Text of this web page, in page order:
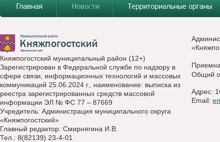
Главная
Новости Территориальные органы
Княжпогостский муниципальный район (12+)
Зарегистрирован в Федеральной службе по надзору в
сфере связи, информационных технологий и массовых
коммуникаций 25.06.2024 г., наименование: выписка из
реестра зарегистрированных средств массовой
информации ЭЛ № ФС 77 – 87669
Учредитель: Администрация муниципального округа
«Княжпогостский»
Главный редактор: Смирнягина И.В.
Тел.: 8(82139) 23-4-01
Общий
Адрес:
Email: